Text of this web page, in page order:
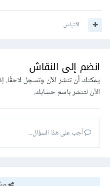
اقتباس
انضم إلى النقاش
يمكنك أن تنشر الآن وتسجل لاحقًا.
الآنلتنشر باسم حسابك.
أجب على هذا السؤال...